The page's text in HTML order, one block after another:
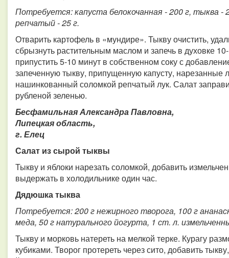
Потребуется: капуста белокочанная - 200 г, тыква -
репчатый - 25 г.
Отварить картофель в «мундире». Тыкву очистить,
сбрызнуть растительным маслом и запечь в духовке
припустить 5-10 минут в собственном соку с
запеченную тыкву, припущенную капусту,
нашинкованный соломкой репчатый лук. Салат
рубленой зеленью.
Бесфамильная Александра Павловна,
Липецкая область,
г. Елец
Салат из сырой тыквы
Тыкву и яблоки нарезать соломкой, добавить
выдержать в холодильнике один час.
Дядюшка тыква
Потребуется: 200 г нежирного творога, 100 г
меда, 50 г натурального йогурта, 1 ст. л.
Тыкву и морковь натереть на мелкой терке. Курагу
кубиками. Творог протереть через сито, добавить